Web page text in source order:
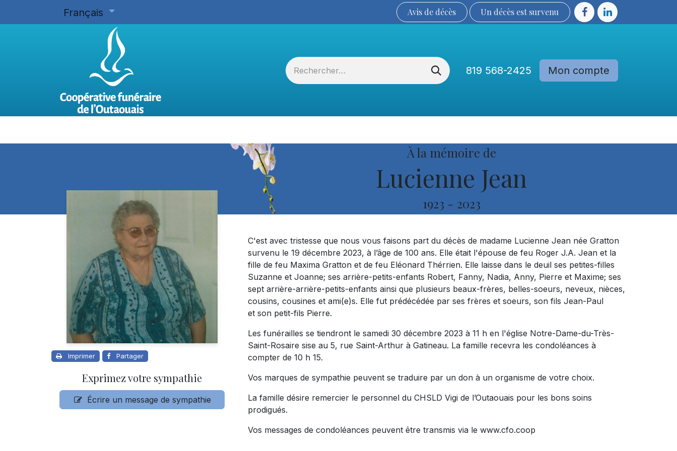
Français Avis de décès Un décès est sur​​​​​​​​ve​nu​​​​​​​​​​
819 568-2425 Mon compte
À la mémoire de
Lucienne Jean
1923 - 2023
Imprimer Partager
Exprimez votre sympathie
Écrire un message de sympathie
C'est avec tristesse que nous vous faisons part du décès de madame Lucienne Jean née Gratton
survenu le 19 décembre 2023, à l’âge de 100 ans. Elle était l'épouse de feu Roger J.A. Jean et la
fille de feu Maxima Gratton et de feu Eléonard Thérrien. Elle laisse dans le deuil ses petites-filles
Suzanne et Joanne; ses arrière-petits-enfants Robert, Fanny, Nadia, Anny, Pierre et Maxime; ses
sept arrière-arrière-petits-enfants ainsi que plusieurs beaux-frères, belles-soeurs, neveux, nièces,
cousins, cousines et ami(e)s. Elle fut prédécédée par ses frères et soeurs, son fils Jean-Paul
et son petit-fils Pierre.
Les funérailles se tiendront le samedi 30 décembre 2023 à 11 h en l'église Notre-Dame-du-Très-
Saint-Rosaire sise au 5, rue Saint-Arthur à Gatineau. La famille recevra les condoléances à
compter de 10 h 15.
Vos marques de sympathie peuvent se traduire par un don à un organisme de votre choix.
La famille désire remercier le personnel du CHSLD Vigi de l’Outaouais pour les bons soins
prodigués.
Vos messages de condoléances peuvent être transmis via le www.cfo.coop